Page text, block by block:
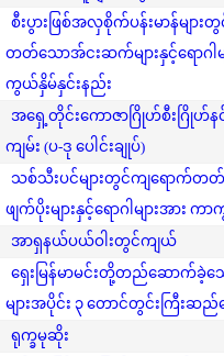
စီးပွားဖြစ်အလှစိုက်ပန်းမာန်များ
တတ်သောအ်ငးဆက်များနှင့်ရောဂါမ
ကွယ်နှိမ်နှင်းနည်း
အရှေ့တိုင်းကောဇာဂြိုဟ်စီးဂြိုဟ်န
ကျမ်း (ပ-ဒု ပေါင်းချုပ်)
သစ်သီးပင်များတွင်ကျရောက်
ဖျက်ပိုးများနှင့်ရောဂါများအား
အာရှနယ်ပယ်ဝါးတွင်ကျယ်
ရှေးမြန်မာမင်းတို့တည်ဆောက်ခဲ့သ
များအပိုင်း ၃ တောင်တွင်းကြီးဆည်မ
ရုက္ခမုဆိုး